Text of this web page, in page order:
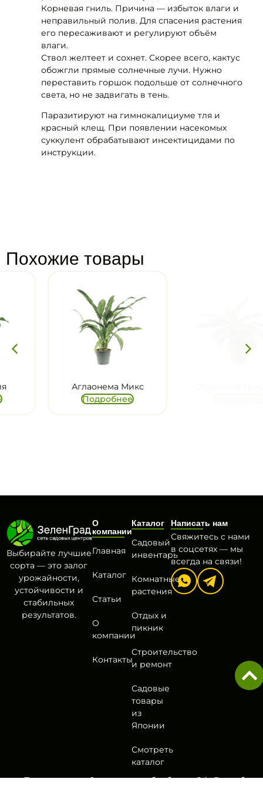
Корневая гниль. Причина — избыток влаги и
неправильный полив. Для спасения растения
его пересаживают и регулируют объём
влаги.
Ствол желтеет и сохнет. Скорее всего, кактус
обожгли прямые солнечные лучи. Нужно
переставить горшок подольше от солнечного
света, но не задвигать в тень.
Паразитируют на гимнокалициуме тля и
красный клещ. При появлении насекомых
суккулент обрабатывают инсектицидами по
инструкции.
Похожие товары
Аглаонема Микс
Подробнее
Выбирайте лучшие
сорта — это залог
урожайности,
устойчивости и
стабильных
результатов.
О
компании
Главная
Каталог
Статьи
О
компании
Контакты
Каталог
Садовый
инвентарь
Комнатные
растения
Отдых и
пикник
Строительство
и ремонт
Садовые
товары
из
Японии
Смотреть
каталог
Написать нам
Свяжитесь с нами
в соцсетях — мы
всегда на связи!
Политика
Согласие на обработку Оферта